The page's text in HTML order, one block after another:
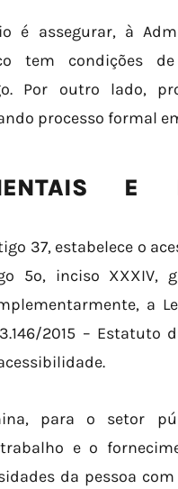
é assegurar, à
tem condições
Por outro lado,
processo formal
E
37, estabelece o
5º, inciso XXXIV,
a
2015 – Estatuto
para o setor
e o
da pessoa